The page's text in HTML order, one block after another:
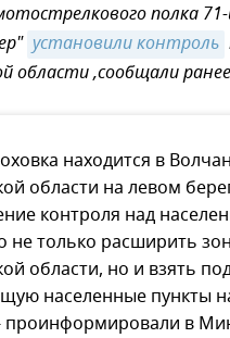
полка
установили контроль
области ,сообщали
находится в
области на левом
контроля над
не только расширить
области, но и взять
населенные пункты
проинформировали в